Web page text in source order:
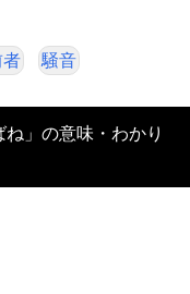
者 騒音
ね」の意味・わかり